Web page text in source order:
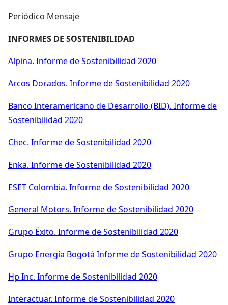
Periódico Mensaje
INFORMES DE SOSTENIBILIDAD
Alpina. Informe de Sostenibilidad 2020
Arcos Dorados. Informe de Sostenibilidad 2020
Banco Interamericano de Desarrollo (BID). Informe de
Sostenibilidad 2020
Chec. Informe de Sostenibilidad 2020
Enka. Informe de Sostenibilidad 2020
ESET Colombia. Informe de Sostenibilidad 2020
General Motors. Informe de Sostenibilidad 2020
Grupo Éxito. Informe de Sostenibilidad 2020
Grupo Energía Bogotá Informe de Sostenibilidad 2020
Hp Inc. Informe de Sostenibilidad 2020
Interactuar. Informe de Sostenibilidad 2020